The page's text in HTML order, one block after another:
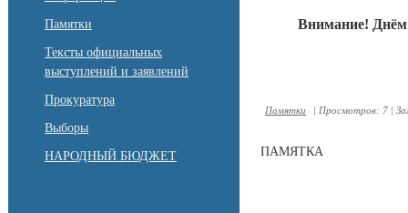
Памятки
Тексты официальных
выступлений и заявлений
Прокуратура
Выборы
НАРОДНЫЙ БЮДЖЕТ
Внимание! Днём
Памятки | Просмотров: 7 |
ПАМЯТКА